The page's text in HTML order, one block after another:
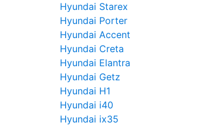
Hyundai Starex
Hyundai Porter
Hyundai Accent
Hyundai Creta
Hyundai Elantra
Hyundai Getz
Hyundai H1
Hyundai i40
Hyundai ix35